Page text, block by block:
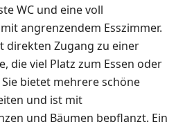
WC und eine voll
angrenzendem Esszimmer.
direkten Zugang zu einer
die viel Platz zum Essen oder
bietet mehrere schöne
und ist mit
und Bäumen bepflanzt. Ein